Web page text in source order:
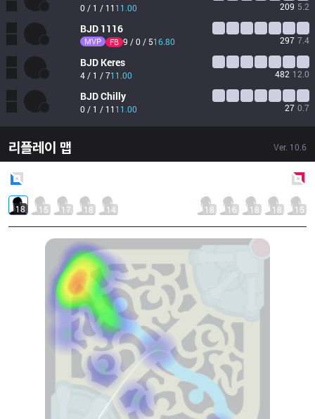
0 / 1 / 11 11.00 209 5.2
BJD 1116
MVP FB 9 / 0 / 516.80 297 7.4
BJD Keres
4 / 1 / 711.00 482 12.0
BJDChilly
0 / 1 / 11 11.00 27 0.7
리플레이 맵 Ver. 10.6
18 15 17 18 14 18 16 18 18 15